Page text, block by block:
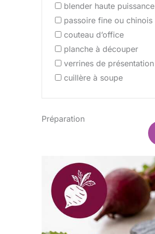
blender haute puissance
passoire fine ou chinois
couteau d’office
planche à découper
verrines de présentation
cuillère à soupe
Préparation